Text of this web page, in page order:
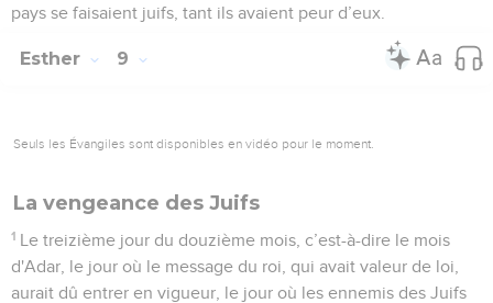
pays se faisaient juifs, tant ils avaient peur d’eux.
Esther 9
Seuls les Évangiles sont disponibles en vidéo pour le moment.
La vengeance des Juifs
1 Le treizième jour du douzième mois, c’est-à-dire le mois
d'Adar, le jour où le message du roi, qui avait valeur de loi,
aurait dû entrer en vigueur, le jour où les ennemis des Juifs